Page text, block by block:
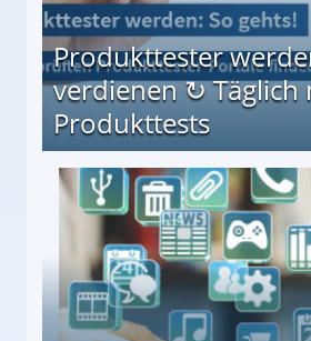
Produkttester
verdienen ↻ Täglich
Produkttests
↻ Täglich neue Produkttests